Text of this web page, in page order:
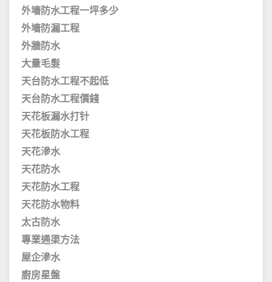
外墻防水工程一坪多少
外墻防漏工程
外牆防水
大量毛髮
天台防水工程不起低
天台防水工程價錢
天花板漏水打针
天花板防水工程
天花滲水
天花防水
天花防水工程
天花防水物料
太古防水
專業通渠方法
屋企滲水
廚房星盤